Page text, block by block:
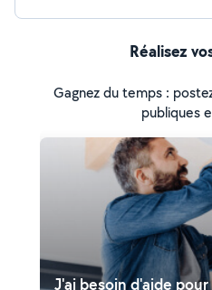
Réalisez
Gagnez du temps :
publiques
J'ai besoin d'aide